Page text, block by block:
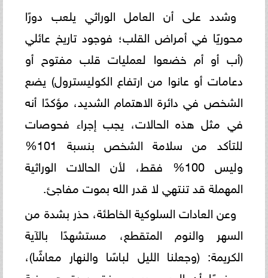
وشدد على أن العامل الوراثي يلعب دورًا
محوريًا في أمراض القلب؛ فوجود تاريخ عائلي
(أب أو أم خضعوا لعمليات قلب مفتوح أو
دعامات أو عانوا من ارتفاع الكوليسترول) يضع
الشخص في دائرة الاهتمام الشديد، مؤكدًا أنه
في مثل هذه الحالات، يجب إجراء فحوصات
للتأكد من سلامة الشخص بنسبة 101%
وليس 100% فقط، لأن الحالات الوراثية
المهملة قد تنتهي لا قدر الله بموت مفاجئ.
وعن العادات السلوكية الخاطئة، حذر بشدة من
السهر والنوم المتقطع، مستشهدًا بالآية
الكريمة: (وجعلنا الليل لباسًا والنهار معاشًا)،